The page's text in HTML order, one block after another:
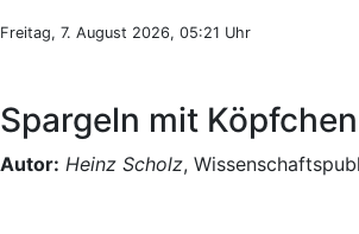
Freitag, 7. August 2026, 05:21 Uhr
Spargeln mit
Autor: Heinz Scholz,